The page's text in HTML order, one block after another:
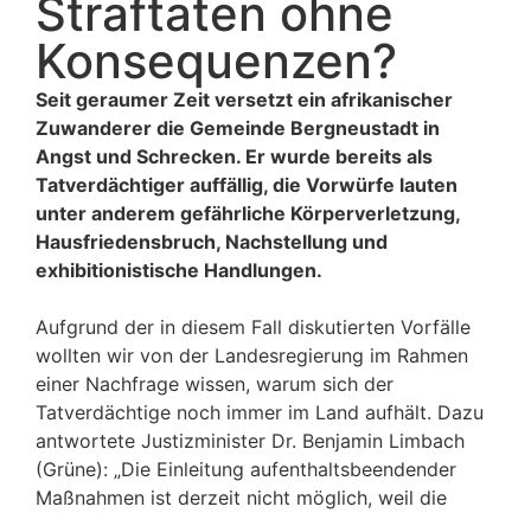
Straftaten ohne
Konsequenzen?
Seit geraumer Zeit versetzt ein afrikanischer
Zuwanderer die Gemeinde Bergneustadt in
Angst und Schrecken. Er wurde bereits als
Tatverdächtiger auffällig, die Vorwürfe lauten
unter anderem gefährliche Körperverletzung,
Hausfriedensbruch, Nachstellung und
exhibitionistische Handlungen.
Aufgrund der in diesem Fall diskutierten Vorfälle
wollten wir von der Landesregierung im Rahmen
einer Nachfrage wissen, warum sich der
Tatverdächtige noch immer im Land aufhält. Dazu
antwortete Justizminister Dr. Benjamin Limbach
(Grüne): „Die Einleitung aufenthaltsbeendender
Maßnahmen ist derzeit nicht möglich, weil die